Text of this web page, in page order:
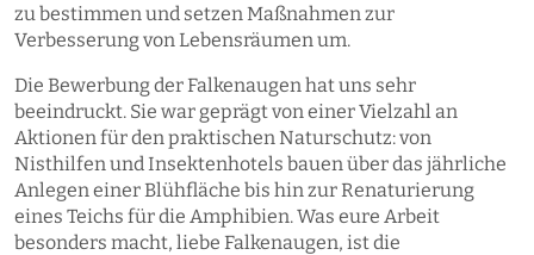
zu bestimmen und setzen Maßnahmen zur
Verbesserung von Lebensräumen um.
Die Bewerbung der Falkenaugen hat uns sehr
beeindruckt. Sie war geprägt von einer Vielzahl an
Aktionen für den praktischen Naturschutz: von
Nisthilfen und Insektenhotels bauen über das jährliche
Anlegen einer Blühfläche bis hin zur Renaturierung
eines Teichs für die Amphibien. Was eure Arbeit
besonders macht, liebe Falkenaugen, ist die